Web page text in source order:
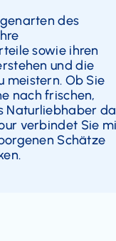
des
sowie ihren
und die
meistern. Ob Sie
nach frischen,
Naturliebhaber
verbindet Sie
Schätze